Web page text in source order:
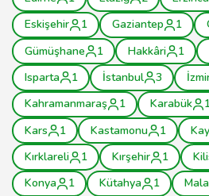
Eskişehir
1 Gaziantep 1
Gümüşhane
1 Hakkâri 1
Isparta
1 İstanbul 3
Kahramanmaraş
1 Karabük
Kars
1 Kastamonu 1
Kırklareli
1 Kırşehir 1
Konya
1 Kütahya 1